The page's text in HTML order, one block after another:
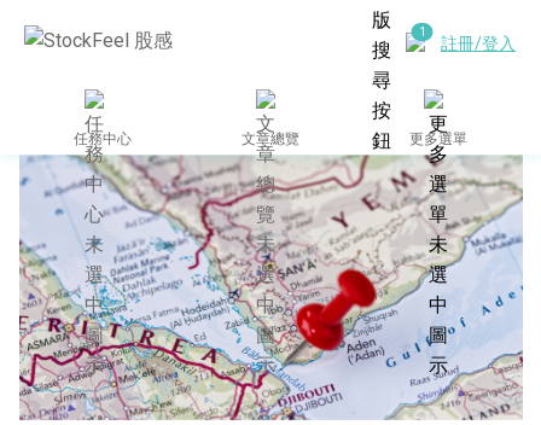
註冊/登入
任務中心 文章總覽 更多選單